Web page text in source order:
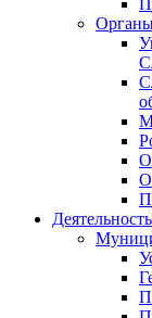
Деятельность